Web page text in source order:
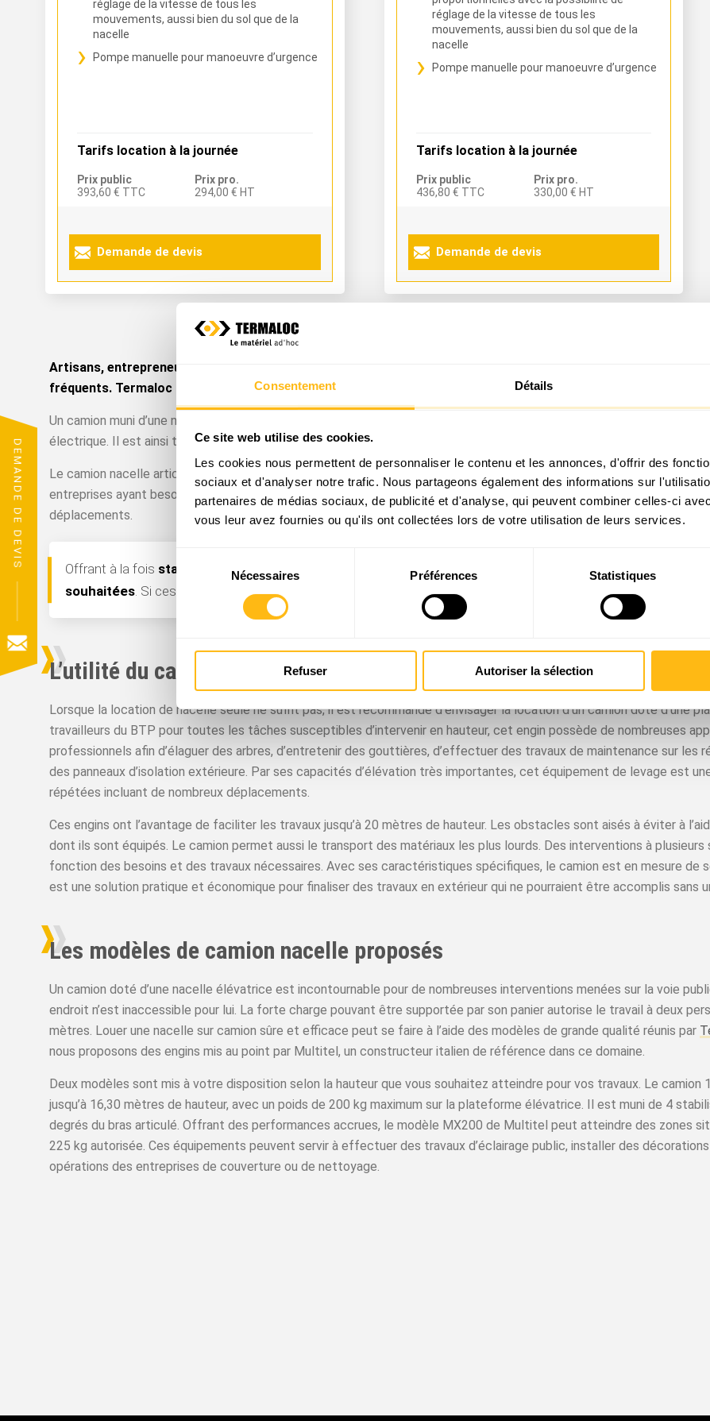
Consentement Détails
Ce site web utilise des cookies.
Les cookies nous permettent de personnaliser le contenu et les annonces, d'offrir des
sociaux et d'analyser notre trafic. Nous partageons également des informations sur
partenaires de médias sociaux, de publicité et d'analyse, qui peuvent combiner celles-ci
vous leur avez fournies ou qu'ils ont collectées lors de votre utilisation de leurs services.
du
consentement
Nécessaires Préférences Statistiques
Refuser Autoriser la sélection
réglage de la vitesse de tous les
mouvements, aussi bien du sol que de la
nacelle
Pompe manuelle pour manoeuvre d’urgence
Tarifs location à la journée
Prix public
393,60 € TTC
Prix pro.
294,00 € HT
Demande de devis
réglage de la vitesse de tous les
mouvements, aussi bien du sol que de la
nacelle
Pompe manuelle pour manoeuvre d’urgence
Tarifs location à la journée
Prix public
436,80 € TTC
Prix pro.
330,00 € HT
Demande de devis
Artisans, entrepreneurs, particuliers ou sociétés dans différents secteurs peuvent avoir besoin de machines
fréquents. Termaloc propose pour cela dans toute la Normandie la location de camion nacelle.
Un camion muni d’une nacelle articulée permet une grande liberté de déplacement, sans avoir à se soucier de
électrique. Il est ainsi très utile si vous devez vous déplacer sur de grandes distances afin de réaliser différents travaux
Le camion nacelle articulé joue à ce titre un rôle notable pour effectuer dans des conditions de sécurité optimales
entreprises ayant besoin de rapidité et d’efficacité, la location de porteur VL est bien souvent indispensable lorsqu’il
déplacements.
Offrant à la fois stabilité et mobilité , les modèles proposés ici à la location vous mettront dans les meilleures
souhaitées. Si ces engins sont avant tout employés par les professionnels, les particuliers peuvent
L’utilité du camion nacelle télescopique
Lorsque la location de nacelle seule ne suffit pas, il est recommandé d’envisager la location d’un camion doté d’une
travailleurs du BTP pour toutes les tâches susceptibles d’intervenir en hauteur, cet engin possède de nombreuses
professionnels afin d’élaguer des arbres, d’entretenir des gouttières, d’effectuer des travaux de maintenance sur
des panneaux d’isolation extérieure. Par ses capacités d’élévation très importantes, cet équipement de levage est
répétées incluant de nombreux déplacements.
Ces engins ont l’avantage de faciliter les travaux jusqu’à 20 mètres de hauteur. Les obstacles sont aisés à éviter à
dont ils sont équipés. Le camion permet aussi le transport des matériaux les plus lourds. Des interventions à
fonction des besoins et des travaux nécessaires. Avec ses caractéristiques spécifiques, le camion est en mesure de
est une solution pratique et économique pour finaliser des travaux en extérieur qui ne pourraient être accomplis sans
Les modèles de camion nacelle proposés
Un camion doté d’une nacelle élévatrice est incontournable pour de nombreuses interventions menées sur la voie
endroit n’est inaccessible pour lui. La forte charge pouvant être supportée par son panier autorise le travail à deux
mètres. Louer une nacelle sur camion sûre et efficace peut se faire à l’aide des modèles de grande qualité réunis par
nous proposons des engins mis au point par Multitel, un constructeur italien de référence dans ce domaine.
Deux modèles sont mis à votre disposition selon la hauteur que vous souhaitez atteindre pour vos travaux. Le
jusqu’à 16,30 mètres de hauteur, avec un poids de 200 kg maximum sur la plateforme élévatrice. Il est muni de 4
degrés du bras articulé. Offrant des performances accrues, le modèle MX200 de Multitel peut atteindre des zones
225 kg autorisée. Ces équipements peuvent servir à effectuer des travaux d’éclairage public, installer des
opérations des entreprises de couverture ou de nettoyage.
DEMANDE DE DEVIS